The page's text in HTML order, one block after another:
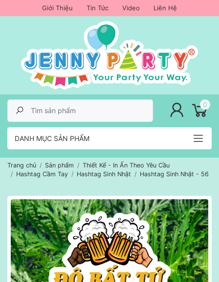
Giới Thiệu Tin Tức Video Liên Hệ
DANH MỤC SẢN PHẨM
0
Trang chủ Sản phẩm
Thiết Kế - In Ấn Theo Yêu Cầu
Hashtag Cầm Tay
Hashtag Sinh Nhật Hashtag Sinh Nhật - 56